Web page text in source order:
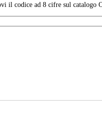
il codice ad 8 cifre sul